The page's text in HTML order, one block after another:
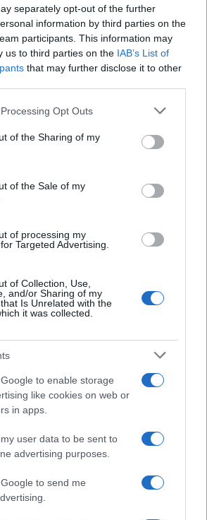
separately opt-out of the further
information by third parties on the
participants. This information may
us to third parties on the IAB’s List of
that may further disclose it to other
website/app uses one or more Google
or usage behaviour. You may click to
to Google and its third-party tags to
specified purposes in below Google
Opt Outs
of the Sharing of my
of the Sale of my
of processing my
Targeted Advertising.
of Collection, Use,
and/or Sharing of my
Is Unrelated with the
it was collected.
to enable storage
like cookies on web or
in apps.
user data to be sent to
advertising purposes.
to send me
in tempo reale?
nel canale telegram di
n
W
h
at
s
A
p
S
h
a
re
Articolo precedente
articolo
fuoco sulla strada statale 125 a
è successo
sulla 125 a Olbia, due auto coinvolte: